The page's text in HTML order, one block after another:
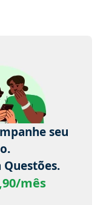
seu
mês